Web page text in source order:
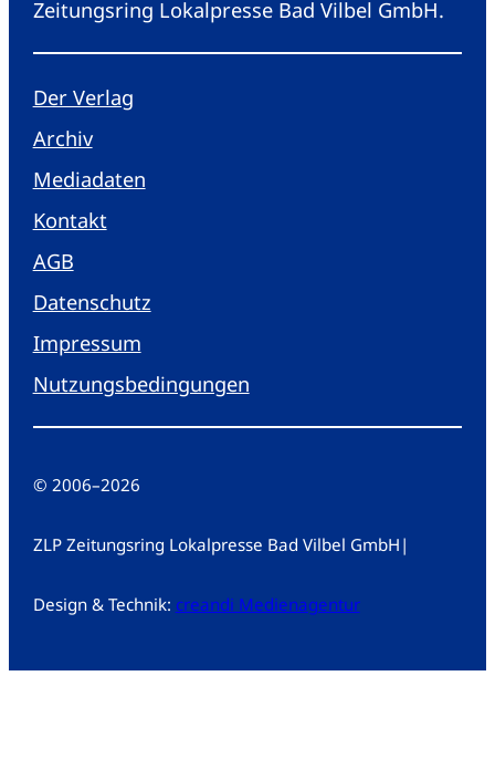
Zeitungsring Lokalpresse Bad Vilbel GmbH.
Der Verlag
Archiv
Mediadaten
Kontakt
AGB
Datenschutz
Impressum
Nutzungsbedingungen
© 2006–2026
ZLP Zeitungsring Lokalpresse Bad Vilbel GmbH |
Design & Technik: creandi Medienagentur